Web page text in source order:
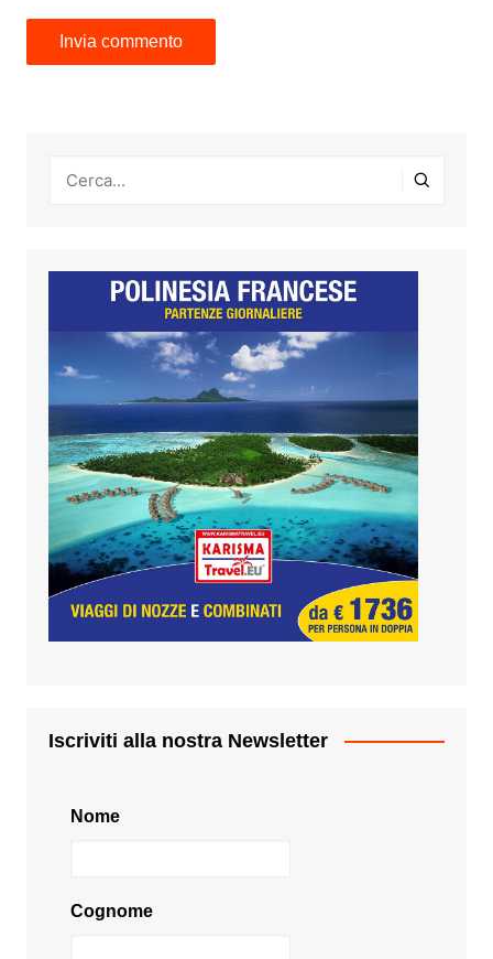
Iscriviti alla nostra Newsletter
Nome
Cognome